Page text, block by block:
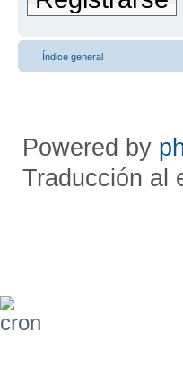
Índice general
Powered by
Traducción al